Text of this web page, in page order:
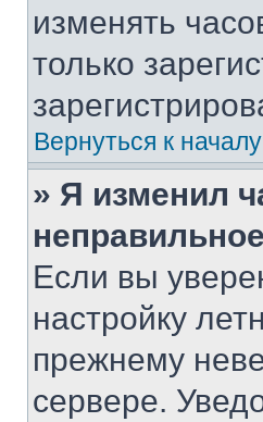
изменять
только
Вернуться к началу
» Я изменил
Если вы
настройку
прежнему
сервере.